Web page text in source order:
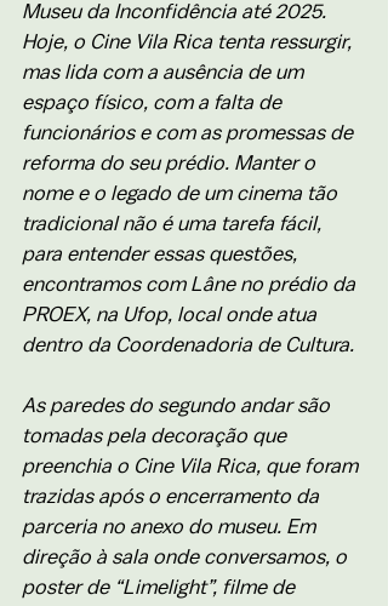
Museu da Inconfidência até 2025.
Hoje, o Cine Vila Rica tenta ressurgir,
mas lida com a ausência de um
espaço físico, com a falta de
funcionários e com as promessas de
reforma do seu prédio. Manter o
nome e o legado de um cinema tão
tradicional não é uma tarefa fácil,
para entender essas questões,
encontramos com Lâne no prédio da
PROEX, na Ufop, local onde atua
dentro da Coordenadoria de Cultura.
As paredes do segundo andar são
tomadas pela decoração que
preenchia o Cine Vila Rica, que foram
trazidas após o encerramento da
parceria no anexo do museu. Em
direção à sala onde conversamos, o
poster de “Limelight”, filme de